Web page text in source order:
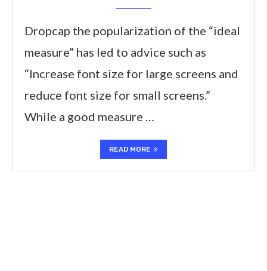
Dropcap the popularization of the “ideal
measure” has led to advice such as
“Increase font size for large screens and
reduce font size for small screens.”
While a good measure …
READ MORE